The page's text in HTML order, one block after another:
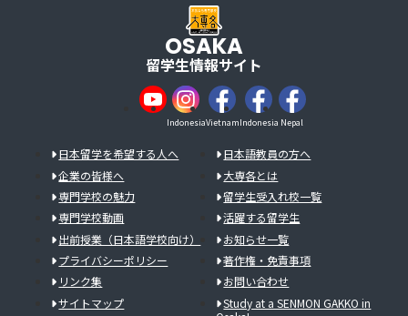
OSAKA
留学生情報サイト
IndonesiaVietnamIndonesia Nepal
日本留学を希望する人へ
日本語教員の方へ
企業の皆様へ
大専各とは
専門学校の魅力
留学生受入れ校一覧
専門学校動画
活躍する留学生
出前授業（日本語学校向け）
お知らせ一覧
プライバシーポリシー
著作権・免責事項
リンク集
お問い合わせ
サイトマップ
Study at a SENMON GAKKO in